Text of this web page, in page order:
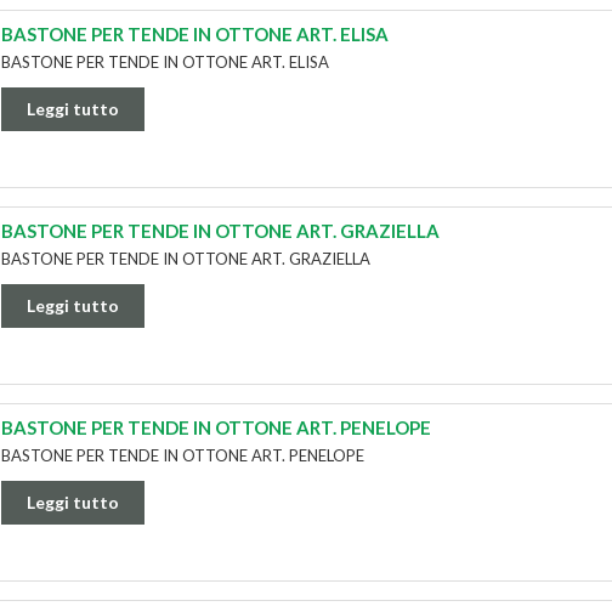
BASTONE PER TENDE IN OTTONE ART. ELISA
BASTONE PER TENDE IN OTTONE ART. ELISA
Leggi tutto
BASTONE PER TENDE IN OTTONE ART. GRAZIELLA
BASTONE PER TENDE IN OTTONE ART. GRAZIELLA
Leggi tutto
BASTONE PER TENDE IN OTTONE ART. PENELOPE
BASTONE PER TENDE IN OTTONE ART. PENELOPE
Leggi tutto